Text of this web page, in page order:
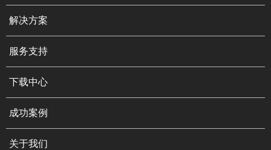
解决方案
服务支持
下载中心
成功案例
关于我们